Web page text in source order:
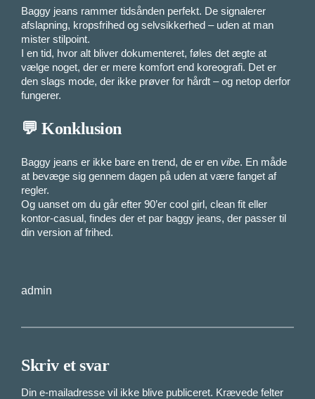
Baggy jeans rammer tidsånden perfekt. De signalerer
afslapning, kropsfrihed og selvsikkerhed – uden at man
mister stilpoint.
I en tid, hvor alt bliver dokumenteret, føles det ægte at
vælge noget, der er mere komfort end koreografi. Det er
den slags mode, der ikke prøver for hårdt – og netop derfor
fungerer.
💬 Konklusion
Baggy jeans er ikke bare en trend, de er en vibe. En måde
at bevæge sig gennem dagen på uden at være fanget af
regler.
Og uanset om du går efter 90’er cool girl, clean fit eller
kontor-casual, findes der et par baggy jeans, der passer til
din version af frihed.
admin
Skriv et svar
Din e-mailadresse vil ikke blive publiceret. Krævede felter